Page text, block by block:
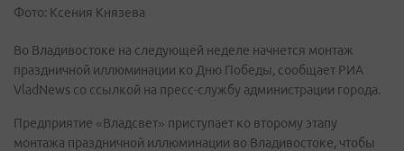
Фото: Ксения Князева
Во Владивостоке на следующей неделе начнется монтаж
праздничной иллюминации ко Дню Победы, сообщает РИА
VladNews со ссылкой на пресс-службу администрации города.
Предприятие «Владсвет» приступает ко второму этапу
монтажа праздничной иллюминации во Владивостоке, чтобы